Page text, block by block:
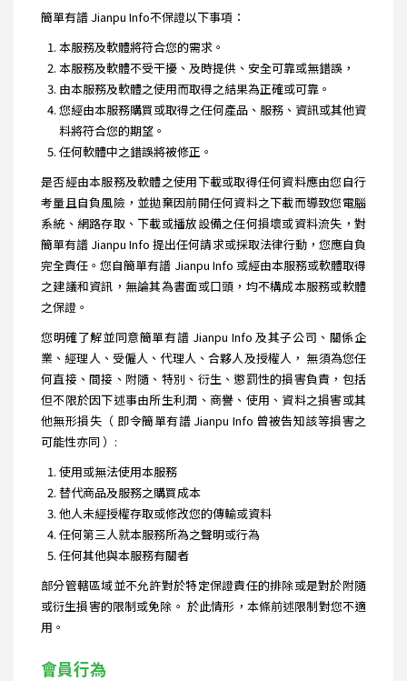
簡單有譜 Jianpu Info不保證以下事項：
本服務及軟體將符合您的需求。
本服務及軟體不受干擾、及時提供、安全可靠或無錯誤，
由本服務及軟體之使用而取得之結果為正確或可靠。
您經由本服務購買或取得之任何產品、服務、資訊或其他資
料將符合您的期望。
任何軟體中之錯誤將被修正。
是否經由本服務及軟體之使用下載或取得任何資料應由您自行
考量且自負風險，並拋棄因前開任何資料之下載而導致您電腦
系統、網路存取、下載或播放設備之任何損壞或資料流失，對
簡單有譜 Jianpu Info 提出任何請求或採取法律行動，您應自負
完全責任。您自簡單有譜 Jianpu Info 或經由本服務或軟體取得
之建議和資訊，無論其為書面或口頭，均不構成本服務或軟體
之保證。
您明確了解並同意簡單有譜 Jianpu Info 及其子公司、關係企
業、經理人、受僱人、代理人、合夥人及授權人， 無須為您任
何直接、間接、附隨、特別、衍生、懲罰性的損害負責，包括
但不限於因下述事由所生利潤、商譽、使用、資料之損害或其
他無形損失（ 即令簡單有譜 Jianpu Info 曾被告知該等損害之
可能性亦同 ）:
使用或無法使用本服務
替代商品及服務之購買成本
他人未經授權存取或修改您的傳輸或資料
任何第三人就本服務所為之聲明或行為
任何其他與本服務有關者
部分管轄區域並不允許對於特定保證責任的排除或是對於附隨
或衍生損害的限制或免除。 於此情形，本條前述限制對您不適
用。
會員行為